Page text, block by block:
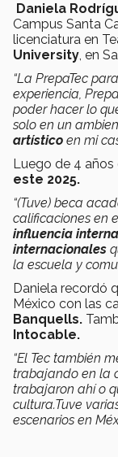
Daniela
Campus Santa
licenciatura en
University, en
“La PrepaTec
experiencia,
poder hacer lo
solo en un
artístico en mi
Luego de 4 años
este 2025.
“(Tuve) beca
calificaciones en
influencia
internacionales
la escuela y
Daniela recordó
México con las
Banquells.
Intocable.
“El Tec también
trabajando en la
trabajaron ahí o
cultura.Tuve
escenarios en